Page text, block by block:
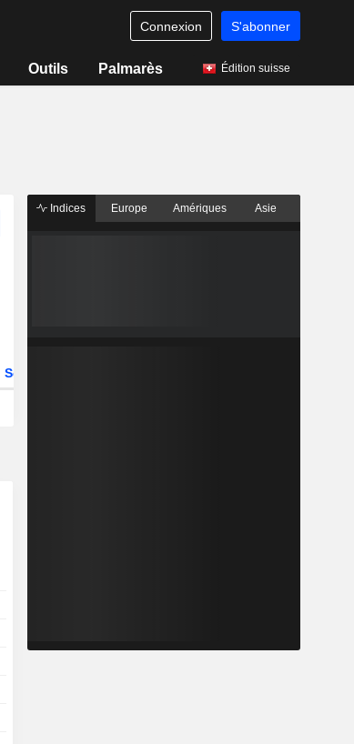
Connexion S'abonner
Outils Palmarès Édition suisse
Secteur
Indices Europe Amériques Asie